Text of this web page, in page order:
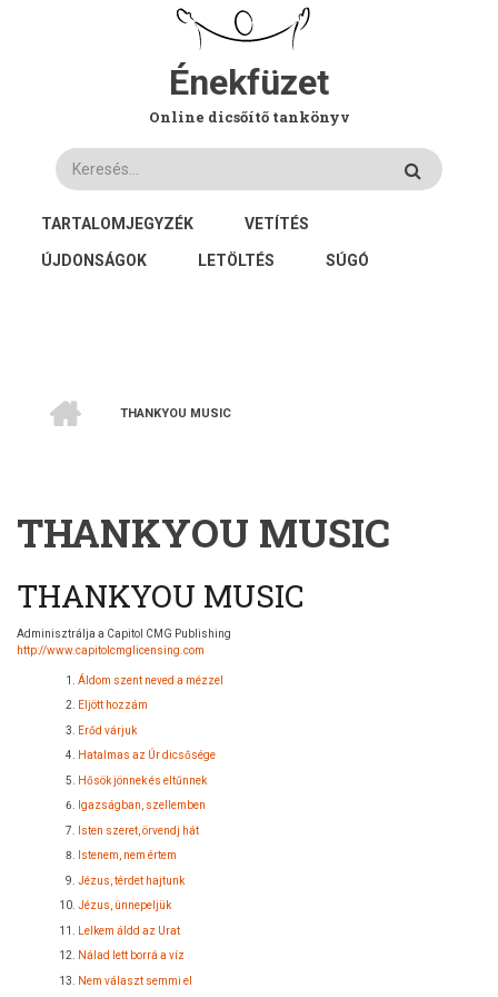
Énekfüzet
Online dicsőítő tankönyv
Keresés
FŐ
NAVIGÁCIÓ
TARTALOMJEGYZÉK VETÍTÉS
ÚJDONSÁGOK LETÖLTÉS SÚGÓ
THANKYOU MUSIC
THANKYOU MUSIC
THANKYOU MUSIC
Adminisztrálja a Capitol CMG Publishing
http://www.capitolcmglicensing.com
Áldom szent neved a mézzel
Eljött hozzám
Erőd várjuk
Hatalmas az Úr dicsősége
Hősök jönnek és eltűnnek
Igazságban, szellemben
Isten szeret, örvendj hát
Istenem, nem értem
Jézus, térdet hajtunk
Jézus, ünnepeljük
Lelkem áldd az Urat
Nálad lett borrá a víz
Nem választ semmi el